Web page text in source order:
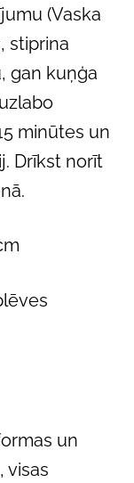
(Vaska
stiprina
gan kuņģa
minūtes un
Drīkst norīt
un
visas